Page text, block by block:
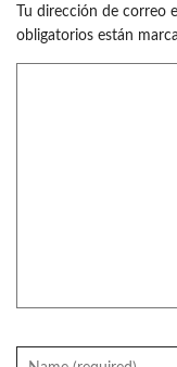
Tu dirección de correo
obligatorios están